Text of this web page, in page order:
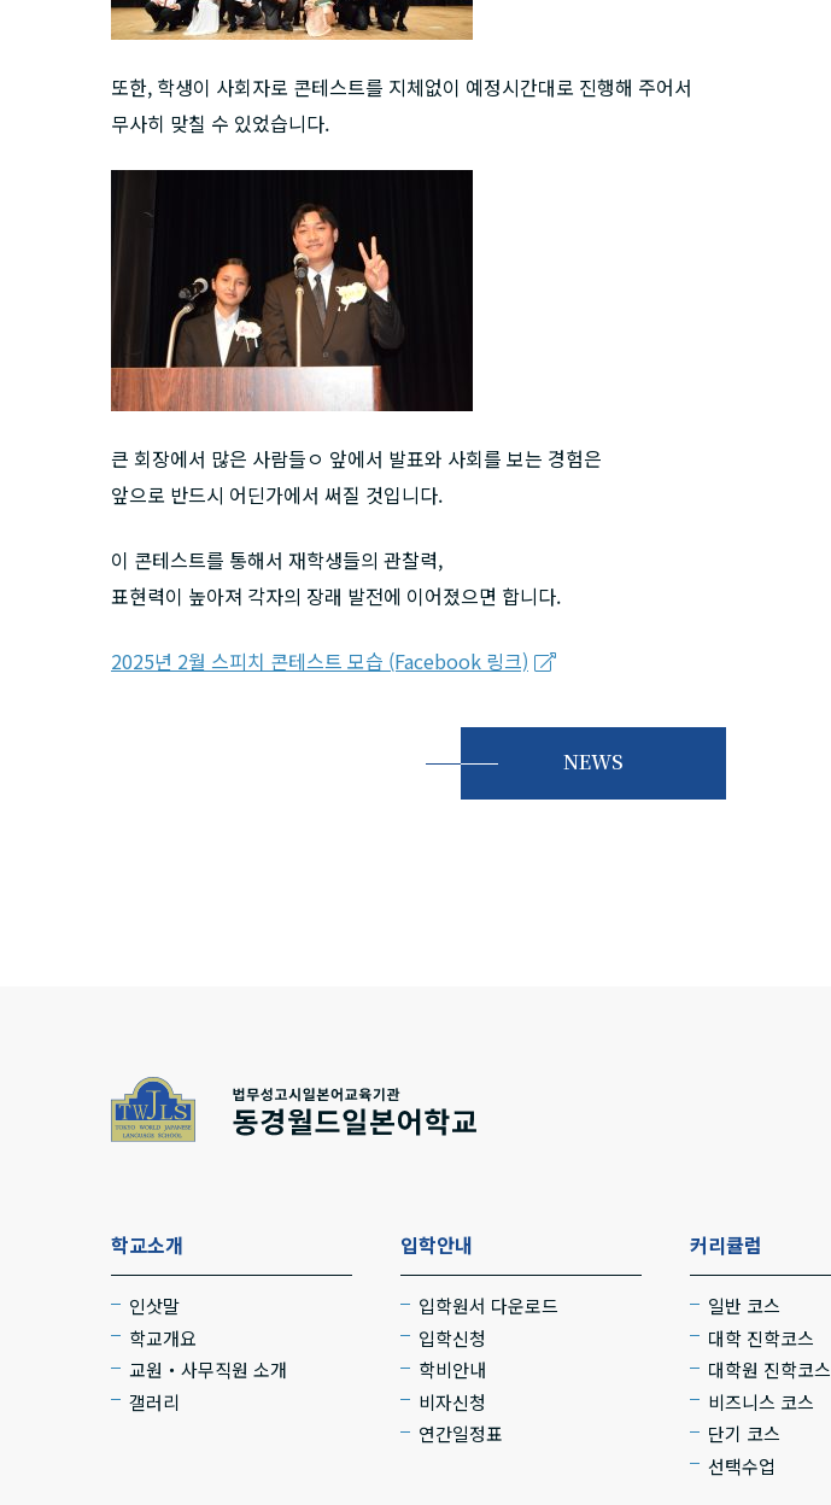
또한, 학생이 사회자로 콘테스트를 지체없이 예정시간대로 진행해 주어서
무사히 맞칠 수 있었습니다.
큰 회장에서 많은 사람들ㅇ 앞에서 발표와 사회를 보는 경험은
앞으로 반드시 어딘가에서 써질 것입니다.
이 콘테스트를 통해서 재학생들의 관찰력,
표현력이 높아져 각자의 장래 발전에 이어졌으면 합니다.
2025년 2월 스피치 콘테스트 모습 (Facebook 링크)
NEWS
학교소개
인삿말
학교개요
교원・사무직원 소개
갤러리
입학안내
입학원서 다운로드
입학신청
학비안내
비자신청
연간일정표
커리큘럼
일반 코스
대학 진학코스
대학원 진학코스
비즈니스 코스
단기 코스
선택수업